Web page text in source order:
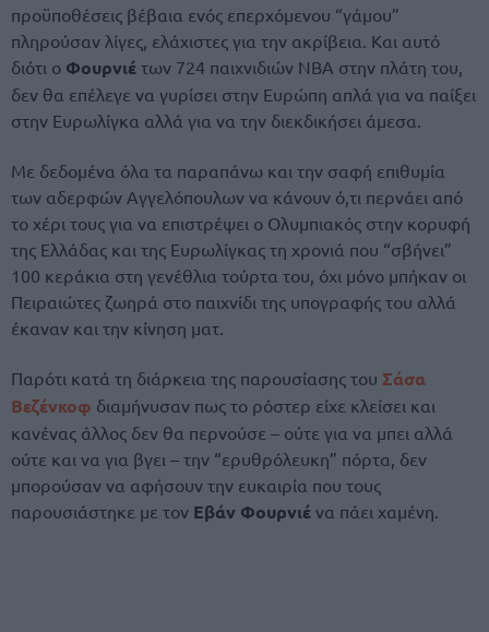
προϋποθέσεις βέβαια ενός επερχόμενου “γάμου”
πληρούσαν λίγες, ελάχιστες για την ακρίβεια. Και αυτό
διότι ο Φουρνιέ των 724 παιχνιδιών ΝΒΑ στην πλάτη του,
δεν θα επέλεγε να γυρίσει στην Ευρώπη απλά για να παίξει
στην Ευρωλίγκα αλλά για να την διεκδικήσει άμεσα.
Με δεδομένα όλα τα παραπάνω και την σαφή επιθυμία
των αδερφών Αγγελόπουλων να κάνουν ό,τι περνάει από
το χέρι τους για να επιστρέψει ο Ολυμπιακός στην κορυφή
της Ελλάδας και της Ευρωλίγκας τη χρονιά που “σβήνει”
100 κεράκια στη γενέθλια τούρτα του, όχι μόνο μπήκαν οι
Πειραιώτες ζωηρά στο παιχνίδι της υπογραφής του αλλά
έκαναν και την κίνηση ματ.
Παρότι κατά τη διάρκεια της παρουσίασης του Σάσα
Βεζένκοφ διαμήνυσαν πως το ρόστερ είχε κλείσει και
κανένας άλλος δεν θα περνούσε – ούτε για να μπει αλλά
ούτε και να για βγει – την “ερυθρόλευκη” πόρτα, δεν
μπορούσαν να αφήσουν την ευκαιρία που τους
παρουσιάστηκε με τον Εβάν Φουρνιέ να πάει χαμένη.